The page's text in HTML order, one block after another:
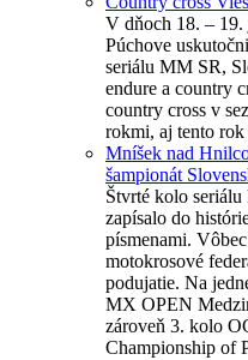
V dňoch 18. – 19.
Púchove
seriálu MM SR,
endure a country
country cross v
rokmi, aj tento
Mníšek nad
šampionát
Štvrté kolo
zapísalo do
písmenami.
motokrosové
podujatie. Na
MX OPEN
zároveň 3. kolo
Championship of